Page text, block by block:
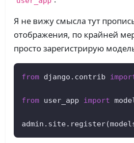
Я не вижу смысла тут
отображения, по крайней
просто зарегистрирую
from django.contrib
from user_app import